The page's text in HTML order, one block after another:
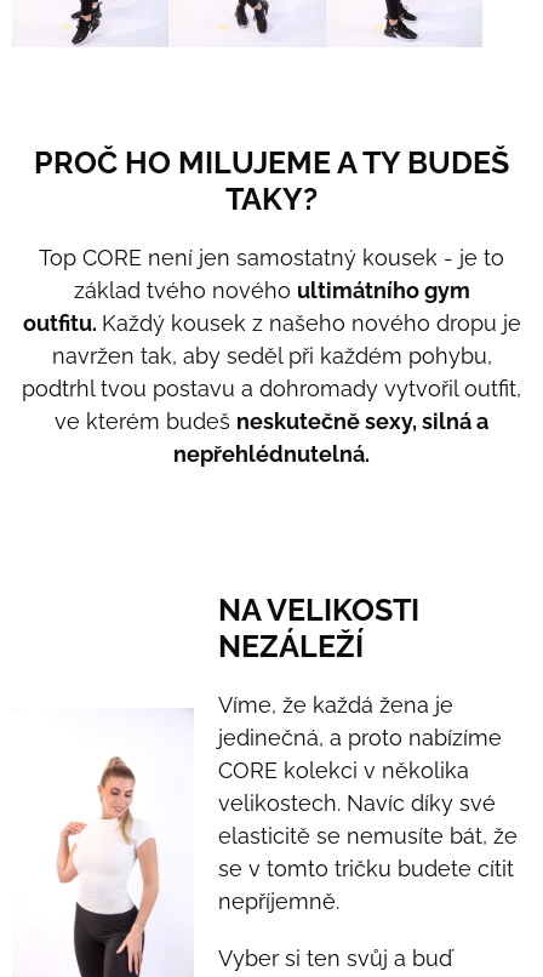
PROČ HO MILUJEME A TY BUDEŠ
TAKY?
Top CORE není jen samostatný kousek - je to
základ tvého nového ultimátního gym
outfitu. Každý kousek z našeho nového dropu je
navržen tak, aby seděl při každém pohybu,
podtrhl tvou postavu a dohromady vytvořil outfit,
ve kterém budeš neskutečně sexy, silná a
nepřehlédnutelná.
NA VELIKOSTI
NEZÁLEŽÍ
Víme, že každá žena je
jedinečná, a proto nabízíme
CORE kolekci v několika
velikostech. Navíc díky své
elasticitě se nemusíte bát, že
se v tomto tričku budete cítit
nepříjemně.
Vyber si ten svůj a buď